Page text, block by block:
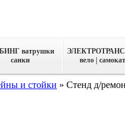
ватрушки
санки
вело |
и стойки » Стенд д/